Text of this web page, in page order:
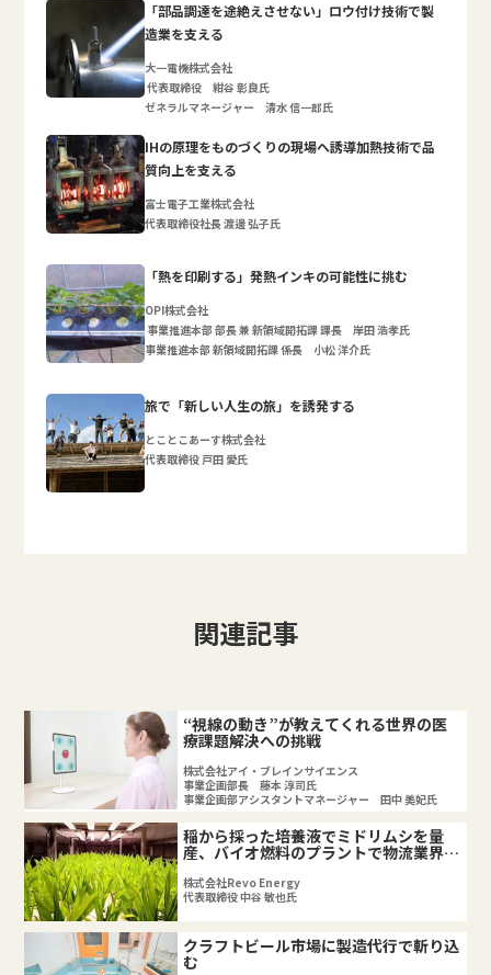
「部品調達を途絶えさせない」ロウ付け技術で製
造業を支える
大一電機株式会社
代表取締役 紺谷 彰良氏
ゼネラルマネージャー 清水 信一郎氏
IHの原理をものづくりの現場へ誘導加熱技術で品
質向上を支える
富士電子工業株式会社
代表取締役社長 渡邊 弘子氏
「熱を印刷する」発熱インキの可能性に挑む
OPI株式会社
事業推進本部 部長 兼 新領域開拓課 課長 岸田 浩孝氏
事業推進本部 新領域開拓課 係長 小松 洋介氏
旅で「新しい人生の旅」を誘発する
とことこあーす株式会社
代表取締役 戸田 愛氏
関連記事
“視線の動き”が教えてくれる世界の医
療課題解決への挑戦
株式会社アイ・ブレインサイエンス
事業企画部長 藤本 淳司氏
事業企画部アシスタントマネージャー 田中 美妃氏
稲から採った培養液でミドリムシを量
産、バイオ燃料のプラントで物流業界の
株式会社Revo Energy
代表取締役 中谷 敏也氏
クラフトビール市場に製造代行で斬り込
む